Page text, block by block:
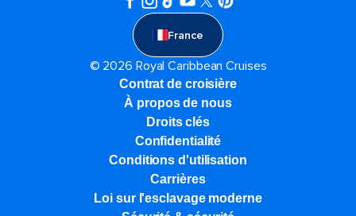
France
© 2026 Royal Caribbean Cruises
Contrat de croisière
À propos de nous
Droits clés
Confidentialité
Conditions d'utilisation
Carrières
Loi sur l'esclavage moderne